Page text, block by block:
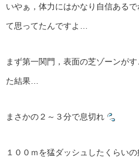
いやぁ，体力にはかなり自信ある
て思ってたんですよ…
まず第一関門，表面の芝ゾーンが
た結果…
まさかの２～３分で息切れ
１００ｍを猛ダッシュしたくらいの